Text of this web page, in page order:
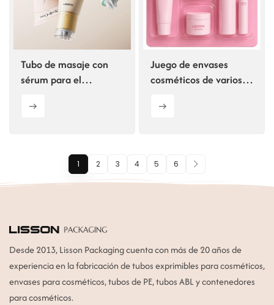
Tubo de masaje con
sérum para el
D50
Juego de envases
cosméticos de varios
color
1 2 3 4 5 6
Desde 2013, Lisson Packaging cuenta con más de 20 años de
experiencia en la fabricación de tubos exprimibles para cosméticos,
envases para cosméticos, tubos de PE, tubos ABL y contenedores
para cosméticos.